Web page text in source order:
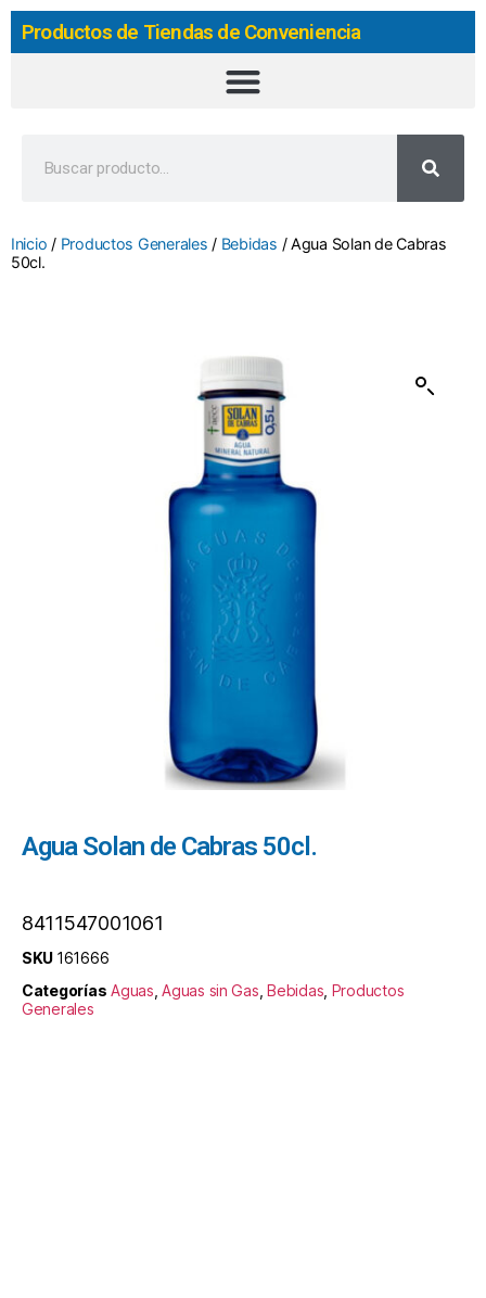
Productos de Tiendas de Conveniencia
Inicio / Productos Generales / Bebidas / Agua Solan de Cabras
50cl.
Agua Solan de Cabras 50cl.
8411547001061
SKU 161666
Categorías Aguas ,Aguas sin Gas ,Bebidas Productos
Generales